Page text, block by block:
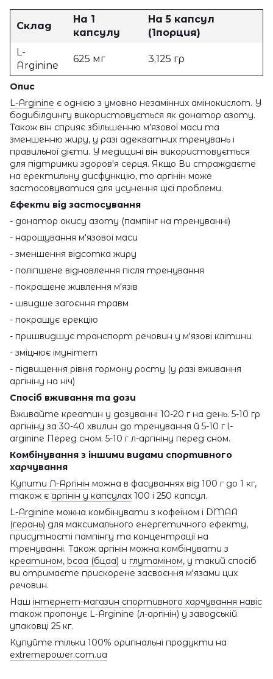
Склад
На 1
капсулу
На 5 капсул
(1порция)
L-
Arginine
625 мг 3,125 гр
Опис
L-Arginine є однією з умовно незамінних амінокислот. У
бодибілдингу використовується як донатор азоту.
Також він сприяє збільшенню м'язової маси та
зменшенню жиру, у разі адекватних тренувань і
правильної дієти. У медицині він використовується
для підтримки здоров'я серця. Якщо Ви страждаєте
на еректильну дисфункцію, то аргінін може
застосовуватися для усунення цієї проблеми.
Ефекти від застосування
- донатор окису азоту (пампінг на тренуванні)
- нарощування м'язової маси
- зменшення відсотка жиру
- поліпшене відновлення після тренування
- покращене живлення м'язів
- швидше загоєння травм
- покращує ерекцію
- пришвидшує транспорт речовин у м'язові клітини
- зміцнює імунітет
- підвищення рівня гормону росту (у разі вживання
аргініну на ніч)
Спосіб вживання та дози
Вживайте креатин у дозуванні 10-20 г на день. 5-10 гр
аргініну за 30-40 хвилин до тренування й 5-10 г l-
arginine Перед сном. 5-10 г л-аргініну перед сном.
Комбінування з іншими видами спортивного
харчування
Купити Л-Аргінін можна в фасуваннях від 100 г до 1 кг,
також є аргінін у капсулах 100 і 250 капсул.
L-Arginine можна комбінувати з кофеїном і DMAA
(герань) для максимального енергетичного ефекту,
присутності пампінгу та концентрації на
тренуванні. Також аргінін можна комбінувати з
креатином, bcaa (бцаа) и глутаміном, у такий спосіб
ви отримаєте прискорене засвоєння м'язами цих
речовин.
Наш інтернет-магазин спортивного харчування навіс
також пропонує L-Arginine (л-аргінін) у заводській
упаковці 25 кг.
Купуйте тільки 100% оригінальні продукти на
extremepower.com.ua